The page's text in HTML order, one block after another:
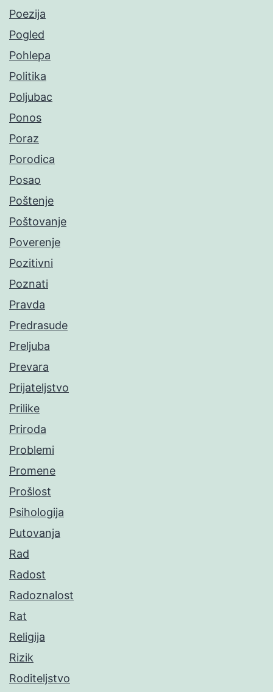
Poezija
Pogled
Pohlepa
Politika
Poljubac
Ponos
Poraz
Porodica
Posao
Poštenje
Poštovanje
Poverenje
Pozitivni
Poznati
Pravda
Predrasude
Preljuba
Prevara
Prijateljstvo
Prilike
Priroda
Problemi
Promene
Prošlost
Psihologija
Putovanja
Rad
Radost
Radoznalost
Rat
Religija
Rizik
Roditeljstvo